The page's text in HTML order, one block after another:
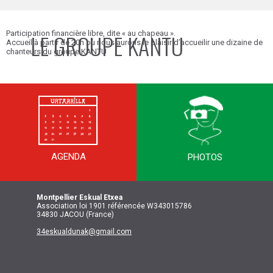
LE GROUPE KANTU
(HENDAYE)
Participation financière libre, dite « au chapeau ».
Accueil à partir de 20h où nous aurons le plaisir d’accueilir une dizaine de
chanteurs du groupe KANTU
AGENDA PHOTOS
Montpellier Eskual Etxea
Association loi 1901 référencée W343015786
34830 JACOU (France)
34eskualdunak@gmail.com